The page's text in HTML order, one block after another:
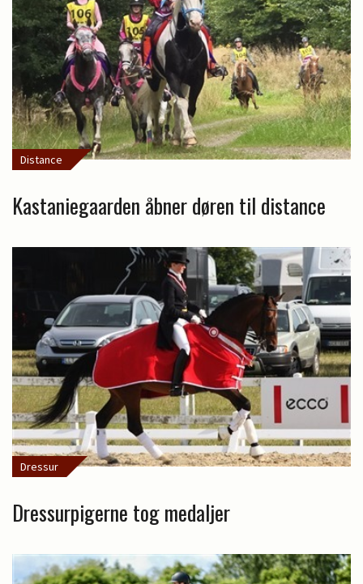
Distance
Kastaniegaarden åbner døren til distance
Dressur
Dressurpigerne tog medaljer